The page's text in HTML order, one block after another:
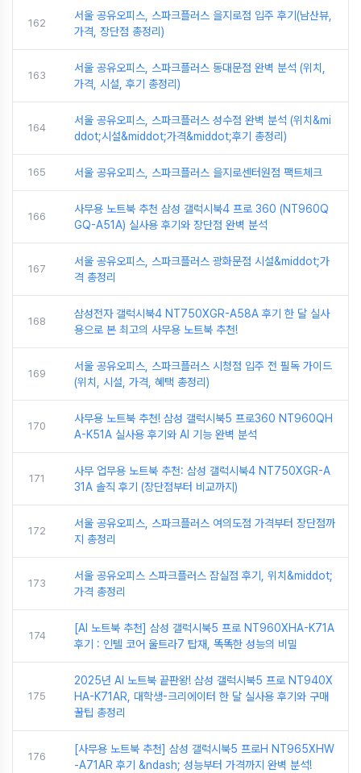
162
서울 공유오피스, 스파크플러스 을지로점 입주 후기(남산뷰,
가격, 장단점 총정리)
163
서울 공유오피스, 스파크플러스 동대문점 완벽 분석 (위치,
가격, 시설, 후기 총정리)
164
서울 공유오피스, 스파크플러스 성수점 완벽 분석 (위치&mi
ddot;시설&middot;가격&middot;후기 총정리)
165 서울 공유오피스, 스파크플러스 을지로센터원점 팩트체크
166
사무용 노트북 추천 삼성 갤럭시북4 프로 360 (NT960Q
GQ-A51A) 실사용 후기와 장단점 완벽 분석
167
서울 공유오피스, 스파크플러스 광화문점 시설&middot;가
격 총정리
168
삼성전자 갤럭시북4 NT750XGR-A58A 후기 한 달 실사
용으로 본 최고의 사무용 노트북 추천!
169
서울 공유오피스, 스파크플러스 시청점 입주 전 필독 가이드
(위치, 시설, 가격, 혜택 총정리)
170
사무용 노트북 추천! 삼성 갤럭시북5 프로360 NT960QH
A-K51A 실사용 후기와 AI 기능 완벽 분석
171
사무 업무용 노트북 추천: 삼성 갤럭시북4 NT750XGR-A
31A 솔직 후기 (장단점부터 비교까지)
172
서울 공유오피스, 스파크플러스 여의도점 가격부터 장단점까
지 총정리
173
서울 공유오피스 스파크플러스 잠실점 후기, 위치&middot;
가격 총정리
174
[AI 노트북 추천] 삼성 갤럭시북5 프로 NT960XHA-K71A
후기 : 인텔 코어 울트라7 탑재, 똑똑한 성능의 비밀
175
2025년 AI 노트북 끝판왕! 삼성 갤럭시북5 프로 NT940X
HA-K71AR, 대학생-크리에이터 한 달 실사용 후기와 구매
꿀팁 총정리
176
[사무용 노트북 추천] 삼성 갤럭시북5 프로H NT965XHW
-A71AR 후기 &ndash; 성능부터 가격까지 완벽 분석!